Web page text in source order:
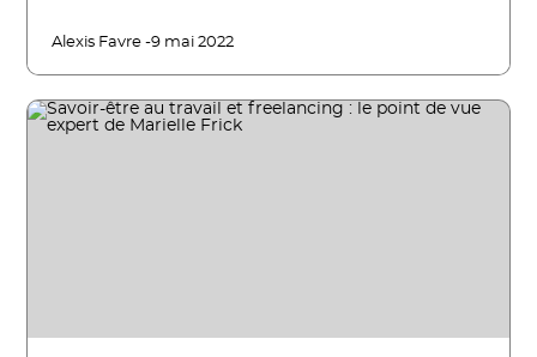
Alexis Favre -9 mai 2022